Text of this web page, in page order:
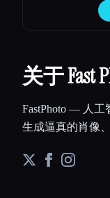
个
关于 Fast
FastPhoto — 人
生成逼真的肖像